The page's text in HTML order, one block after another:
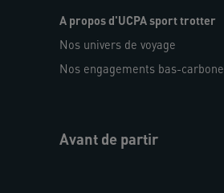
A propos d'UCPA sport trotter
Nos univers de voyage
Nos engagements bas-carbone
Avant de partir